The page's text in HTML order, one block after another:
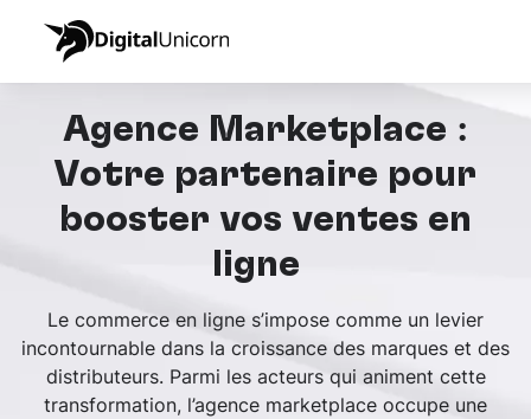
Agence Marketplace :
Votre partenaire pour
booster vos ventes en
ligne
Le commerce en ligne s’impose comme un levier
incontournable dans la croissance des marques et des
distributeurs. Parmi les acteurs qui animent cette
transformation, l’agence marketplace occupe une